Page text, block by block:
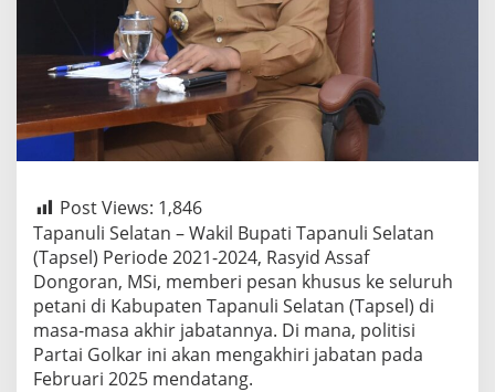
Post Views: 1,846
Tapanuli Selatan – Wakil Bupati Tapanuli Selatan
(Tapsel) Periode 2021-2024, Rasyid Assaf
Dongoran, MSi, memberi pesan khusus ke seluruh
petani di Kabupaten Tapanuli Selatan (Tapsel) di
masa-masa akhir jabatannya. Di mana, politisi
Partai Golkar ini akan mengakhiri jabatan pada
Februari 2025 mendatang.